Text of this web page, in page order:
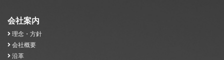
会社案内
理念・方針
会社概要
沿革